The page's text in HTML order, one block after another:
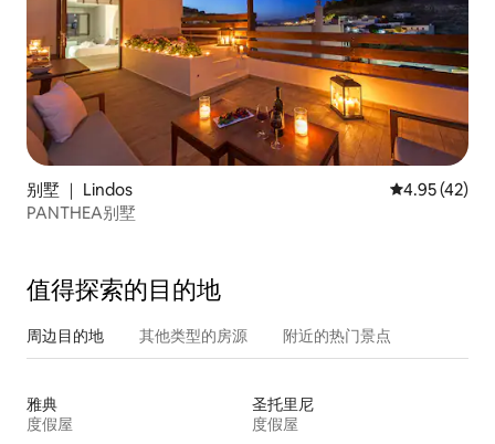
别墅 ｜ Lindos 平均评分
4.95 (42)
PANTHEA别墅
值得探索的目的地
周边目的地 其他类型的房源 附近的热门景点
雅典
度假屋
圣托里尼
度假屋